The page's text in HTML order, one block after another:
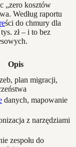
„zero kosztów
Według raportu
ści do chmury dla
zł – i to bez
Opis
plan migracji,
danych, mapowanie
z narzędziami
zespołu do